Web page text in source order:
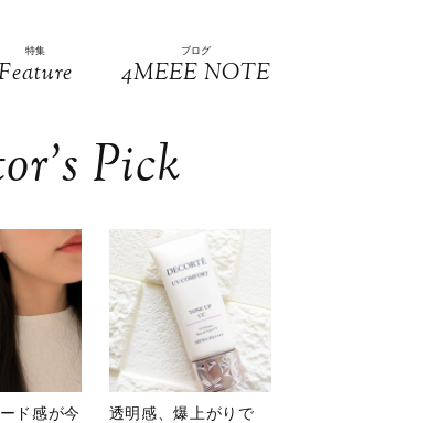
特集 ブログ
4MEEE NOTE
Pick
ド感が今
透明感、爆上がりで